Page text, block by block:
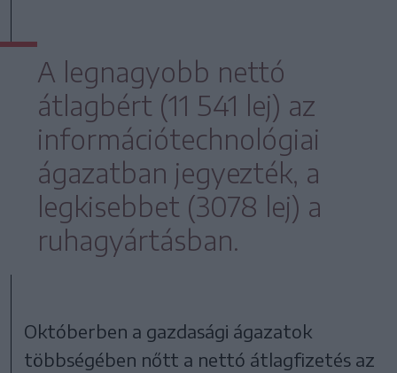
A legnagyobb nettó
átlagbért (11 541 lej) az
információtechnológiai
ágazatban jegyezték, a
legkisebbet (3078 lej) a
ruhagyártásban.
Októberben a gazdasági ágazatok
többségében nőtt a nettó átlagfizetés az